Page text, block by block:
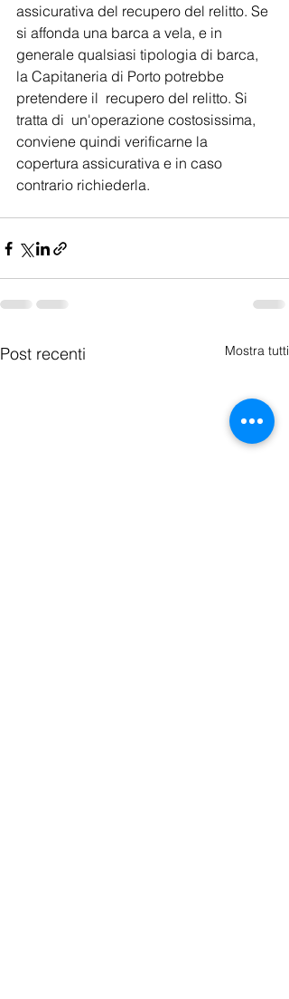
assicurativa del recupero del relitto. Se
si affonda una barca a vela, e in
generale qualsiasi tipologia di barca,
la Capitaneria di Porto potrebbe
pretendere il  recupero del relitto. Si
tratta di  un'operazione costosissima,
conviene quindi verificarne la
copertura assicurativa e in caso
contrario richiederla.
Post recenti Mostra tutti